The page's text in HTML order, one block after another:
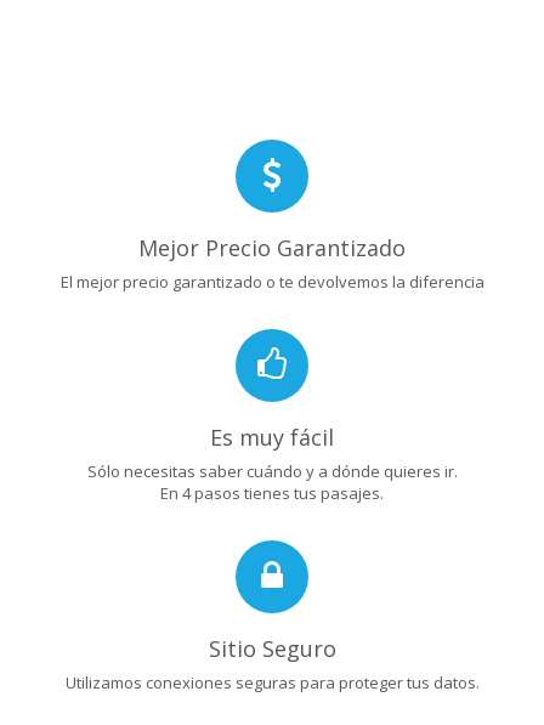
Mejor Precio Garantizado
El mejor precio garantizado o te devolvemos la diferencia
Es muy fácil
Sólo necesitas saber cuándo y a dónde quieres ir.
En 4 pasos tienes tus pasajes.
Sitio Seguro
Utilizamos conexiones seguras para proteger tus datos.